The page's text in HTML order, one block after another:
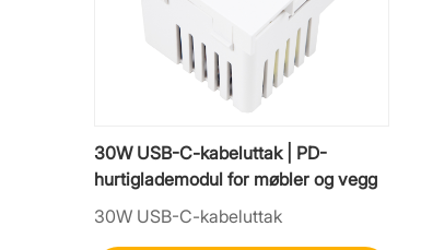
30W USB-C-kabeluttak | PD-
hurtiglademodul for møbler og vegg
30W USB-C-kabeluttak